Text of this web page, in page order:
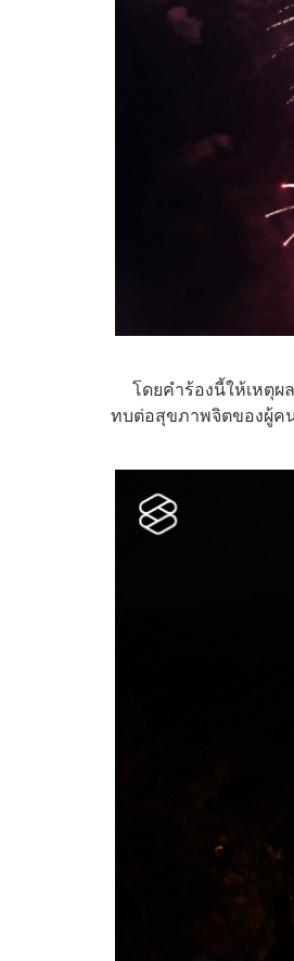
โดยคำร้องนี้ให้เหตุผ
ทบต่อสุขภาพจิตของผู้ค